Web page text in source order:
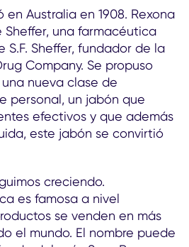
en Australia en 1908. Rexona
una farmacéutica
S.F. Sheffer, fundador de la
Company. Se propuso
nueva clase de
personal, un jabón que
efectivos y que además
este jabón se convirtió
creciendo.
es famosa a nivel
se venden en más
el mundo. El nombre puede